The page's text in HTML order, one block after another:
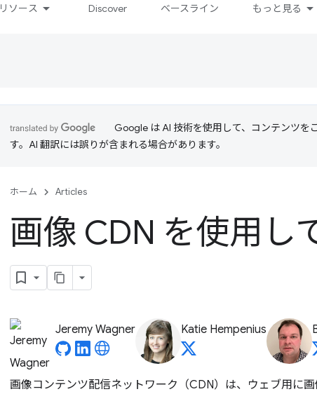
リソース Discover ベースライン もっと見る
Google は AI 技術を使用して、コンテンツを
す。AI 翻訳には誤りが含まれる場合があります。
ホーム Articles
画像 CDN を使用し
Jeremy Wagner Katie Hempenius
画像コンテンツ配信ネットワーク（CDN）は、ウェブ用に